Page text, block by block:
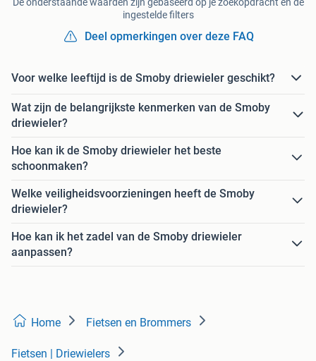
ingestelde filters
Deel opmerkingen over deze FAQ
Voor welke leeftijd is de Smoby driewieler geschikt?
Wat zijn de belangrijkste kenmerken van de Smoby
driewieler?
Hoe kan ik de Smoby driewieler het beste
schoonmaken?
Welke veiligheidsvoorzieningen heeft de Smoby
driewieler?
Hoe kan ik het zadel van de Smoby driewieler
aanpassen?
Home Fietsen en Brommers
Fietsen | Driewielers